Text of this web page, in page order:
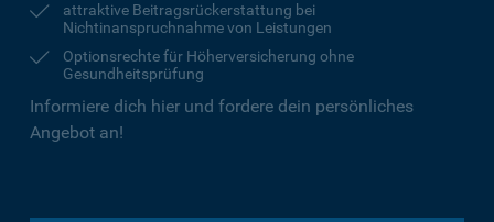
attraktive Beitragsrückerstattung bei
Nichtinanspruchnahme von Leistungen
Optionsrechte für Höherversicherung ohne
Gesundheitsprüfung
Informiere dich hier und fordere dein persönliches
Angebot an!